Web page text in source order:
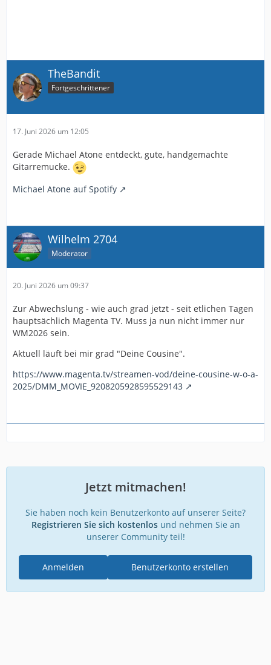
TheBandit
Fortgeschrittener
17. Juni 2026 um 12:05
Gerade Michael Atone entdeckt, gute, handgemachte
Gitarremucke.
Michael Atone auf Spotify
Wilhelm 2704
Moderator
20. Juni 2026 um 09:37
Zur Abwechslung - wie auch grad jetzt - seit etlichen Tagen
hauptsächlich Magenta TV. Muss ja nun nicht immer nur
WM2026 sein.
Aktuell läuft bei mir grad "Deine Cousine".
https://www.magenta.tv/streamen-vod/deine-cousine-w-o-a-
2025/DMM_MOVIE_9208205928595529143
Jetzt mitmachen!
Sie haben noch kein Benutzerkonto auf unserer Seite?
Registrieren Sie sich kostenlosund nehmen Sie an
unserer Community teil!
Benutzerkonto erstellen
Anmelden